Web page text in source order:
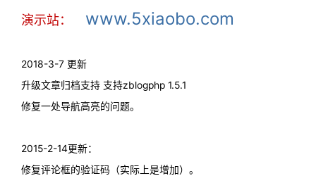
演示站： www.5xiaobo.com
2018-3-7 更新
升级文章归档支持 支持zblogphp 1.5.1
修复一处导航高亮的问题。
2015-2-14更新：
修复评论框的验证码（实际上是增加）。